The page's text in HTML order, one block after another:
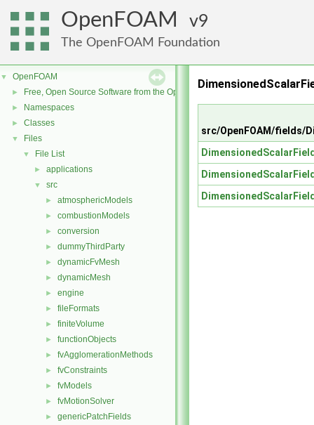
OpenFOAM 9
The OpenFOAM Foundation
▼ OpenFOAM
► Free, Open Source Software from the OpenFOAM Foundation
► Namespaces
► Classes
▼ Files
▼ File List
► applications
▼ src
► atmosphericModels
► combustionModels
► conversion
► dummyThirdParty
► dynamicFvMesh
► dynamicMesh
► engine
► fileFormats
► finiteVolume
► functionObjects
► fvAgglomerationMethods
► fvConstraints
► fvModels
► fvMotionSolver
► genericPatchFields
src/OpenFOAM/fields/